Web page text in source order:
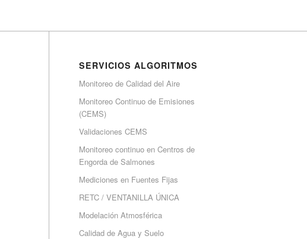
SERVICIOS ALGORITMOS
Monitoreo de Calidad del Aire
Monitoreo Continuo de Emisiones
(CEMS)
Validaciones CEMS
Monitoreo continuo en Centros de
Engorda de Salmones
Mediciones en Fuentes Fijas
RETC / VENTANILLA ÚNICA
Modelación Atmosférica
Calidad de Agua y Suelo